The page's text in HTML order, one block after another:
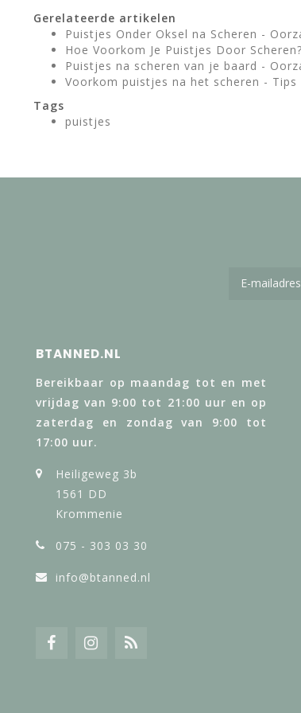
Gerelateerde artikelen
Puistjes Onder Oksel na Scheren -
Hoe Voorkom Je Puistjes Door Scheren?
Puistjes na scheren van je baard -
Voorkom puistjes na het scheren - Tips
Tags
puistjes
BTANNED.NL
Bereikbaar op maandag tot en met
vrijdag van 9:00 tot 21:00 uur en op
zaterdag en zondag van 9:00 tot
17:00 uur.
Heiligeweg 3b
1561 DD
Krommenie
075 - 303 03 30
info@btanned.nl